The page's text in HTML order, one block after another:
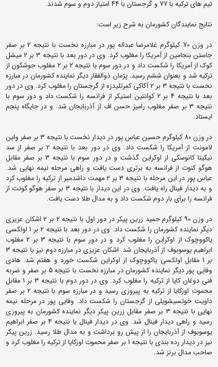
تیم های ترکیه با 77 و گرجستان با 44 امتیاز دوم و سوم شدند.
نتایج نمایندگان کشورمان به شرح زیر است:
در وزن 70 کیلوگرم غلامرضا عبداله پور در مبارزه نخست با نتیجه 2 بر صفر
جاستن بنجامین از آمریکا را مغلوب کرد. وی در دور بعد با نتیجه 3 بر 2 میشل
کوک از آمریکا را شکست داد و در دور سوم با نتیجه 2 بر 2 مغلوب جوشکون از
ترکیه شد و بعنوان ششم رسید. پژمان ذوالفقار دیگر نماینده کشورمان در مبارزه
نخست با نتیجه 3 بر 2 آکاکی کمرتلیدزه از گرجستان را مغلوب کرد. وی در دور
بعد با نتیجه 4 بر 2 کوانتین استیکر از فرانسه را شکست داد و دور سوم با
نتیجه 3 بر صفر مغلوب رامیز حسن اف از آذربایجان شد. و در جایگاه پنجم
ایستاد.
در وزن 80 کیلوگرم حسین عباس پور در دیدار نخست با نتیجه 3 بر صفر واین
لامونت از آمریکا را شکست داد. وی در دور بعد با نتیجه 2 بر صفر از سد
نیکیتا کانوسکی از اوکراین گذشت و در دور سوم با نتیجه 3 بر صفر مقابل
هوگو کنوت از فرانسه به برتری دست یافت و راهی مرحله نیمه نهایی شد.
عباس پور در این مرحله با نتیجه 3 بر 2 مهمت داشدمیر از ترکیه را مغلوب کرد
و به دیدار فینال راه یافت. وی در این دیدار با نتیجه 3 بر صفر هوگو کونت از
فرانسه را برای بار دوم شکست داد و به مدال طلا دست یافت.
در وزن 90 کیلوگرم حمید زرین پیکر در دور اول با نتیجه 2 بر 2 اشکان عزیزی
دیگر نماینده کشورمان را شکست داد. وی در دور بعد با نتیجه 2 بر 1 اولکسی
یاکووچوک از اوکراین را مغلوب کرد و در دور سوم با نتیجه 3 بر 2 مغلوب
ابراهیم یوسوبوف از آذربایجان شد. اشکان عزیزی در مبارزه دوم نیز با نتیجه 3
بر 1 مقابل اولکسی یاکووچوک از اوکراین شکست خورد و هفتم شد. هادی
وفایی پور دیگر نماینده کشورمان در مبارزه نخست با نتیجه 5 بر صفر و ضربه
فنی دوغان کایا از ترکیه را مغلوب کرد. وی در دور دوم با نتیجه 3 بر 1 مقابل
محموت اوزکایا از ترکیه به پیروزی رسید و در مبارزه سوم با نتیجه 2 بر صفر
داویت خوتسیشویلی از گرجستان را شکست داد. وفایی پور در مرحله نیمه
نهایی با نتیجه 3 بر صفر مقابل زرین پیکر دیگر نماینده کشورمان به پیروزی
رسید و راهی دیدار فینال شد. وی در دیدار فینال با نتیجه 4 بر صفر ابراهیم
یوسوبوف از آذربایجان را از پیش رو برداشت و به مدال طلا رسید. زرین پیکر
نیز در دیدار رده بندی با نتیجه 1 بر صفر محموت اوزکایا از ترکیه را مغلوب کرد و
صاحب مدال برنز شد.